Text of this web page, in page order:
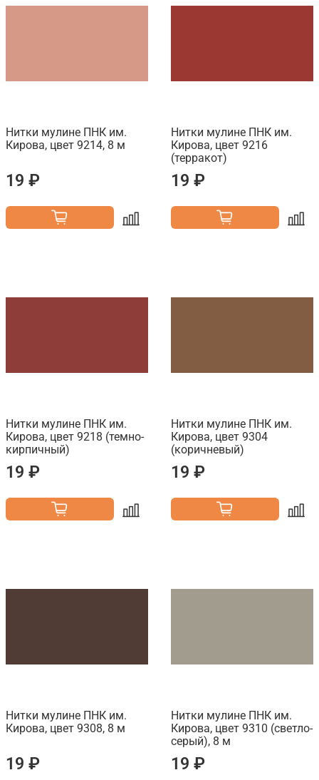
Нитки мулине ПНК им.
Кирова, цвет 9214, 8 м
19 ₽
Нитки мулине ПНК им.
Кирова, цвет 9216
(терракот)
19 ₽
Нитки мулине ПНК им.
Кирова, цвет 9218 (темно-
кирпичный)
19 ₽
Нитки мулине ПНК им.
Кирова, цвет 9304
(коричневый)
19 ₽
Нитки мулине ПНК им.
Кирова, цвет 9308, 8 м
19 ₽
Нитки мулине ПНК им.
Кирова, цвет 9310 (светло-
серый), 8 м
19 ₽